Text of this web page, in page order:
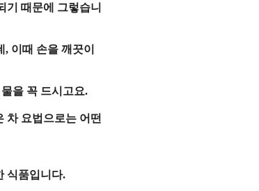
기 때문에 그렇습니
, 이때 손을 깨끗이
을 꼭 드시고요.
차 요법으로는 어떤
식품입니다.